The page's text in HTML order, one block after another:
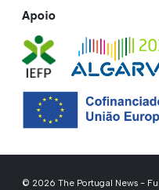
Apoio
© 2026 The Portugal News -